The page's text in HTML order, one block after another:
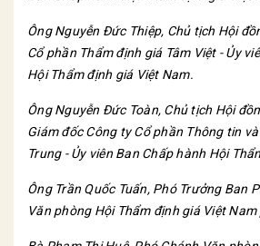
Ông Nguyễn Đức Thiệp, Chủ tịch Hội
Cổ phần Thẩm định giá Tâm Việt - Ủy
Hội Thẩm định giá Việt Nam.
Ông Nguyễn Đức Toàn, Chủ tịch Hội
Giám đốc Công ty Cổ phần Thông tin
Trung - Ủy viên Ban Chấp hành Hội
Ông Trần Quốc Tuấn, Phó Trưởng Ban
Văn phòng Hội Thẩm định giá Việt Nam